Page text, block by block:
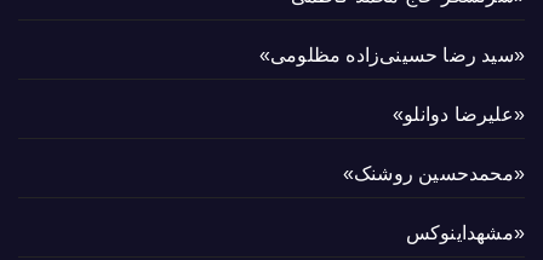
«سید رضا حسینی‌زاده مظلومی»
«علیرضا دوانلو»
«محمدحسین روشنک»
«مشهداینوکس